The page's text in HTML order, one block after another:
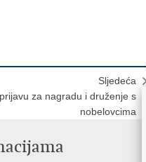
Sljedeća
za nagradu i druženje s
nobelovcima